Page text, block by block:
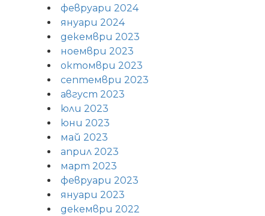
февруари 2024
януари 2024
декември 2023
ноември 2023
октомври 2023
септември 2023
август 2023
юли 2023
юни 2023
май 2023
април 2023
март 2023
февруари 2023
януари 2023
декември 2022